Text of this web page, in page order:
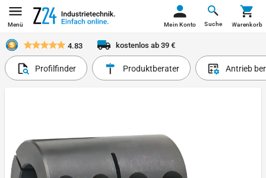
Menü Suche
Mein Konto Warenkorb
4.83 kostenlos ab 39 €
Profilfinder Produktberater Antrieb